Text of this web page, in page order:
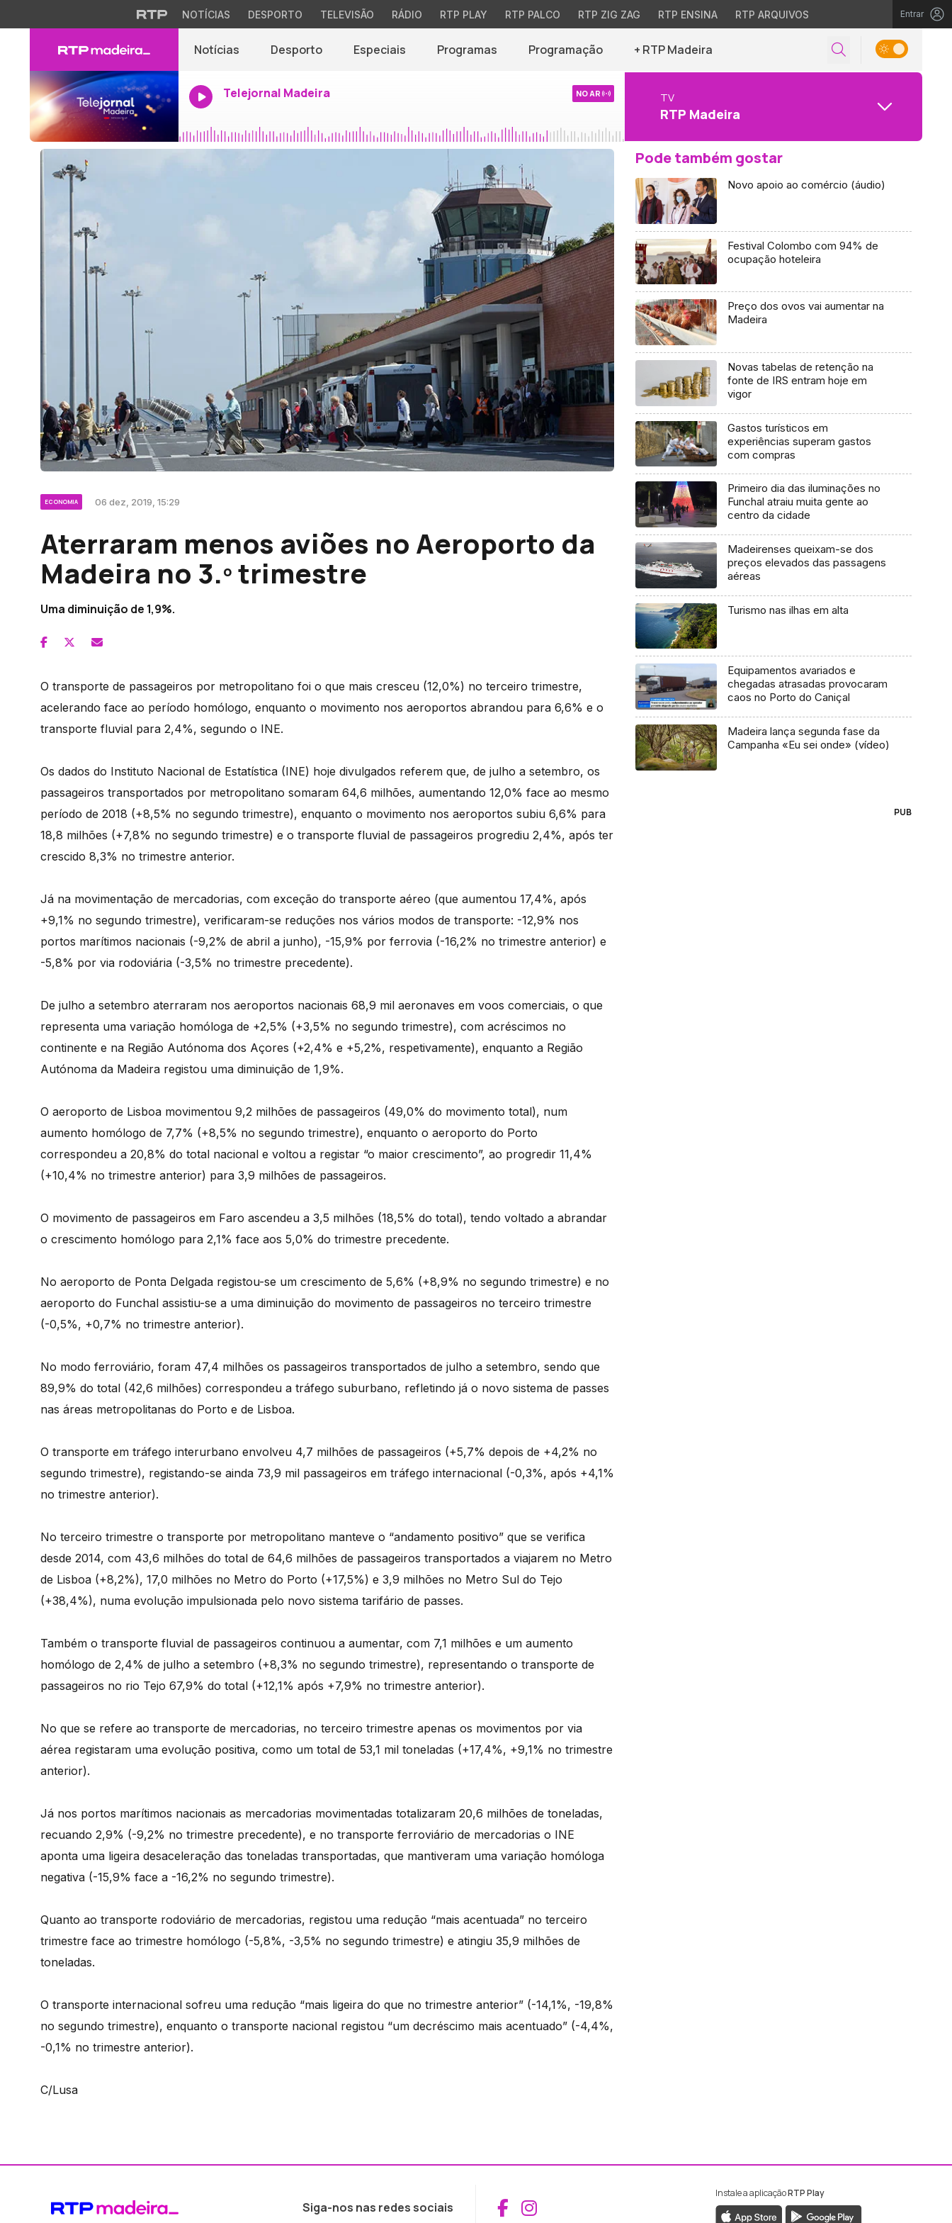
NOTÍCIAS DESPORTO TELEVISÃO RÁDIO RTP PLAY RTP PALCO RTP ZIG ZAG RTP ENSINA RTP ARQUIVOS Entrar
Notícias Desporto Especiais Programas Programação + RTP Madeira
Telejornal Madeira NO AR TV
RTP Madeira
ECONOMIA 06 dez, 2019, 15:29
Aterraram menos aviões no Aeroporto da
Madeira no 3.º trimestre
Uma diminuição de 1,9%.
O transporte de passageiros por metropolitano foi o que mais cresceu (12,0%) no terceiro trimestre,
acelerando face ao período homólogo, enquanto o movimento nos aeroportos abrandou para 6,6% e o
transporte fluvial para 2,4%, segundo o INE.
Os dados do Instituto Nacional de Estatística (INE) hoje divulgados referem que, de julho a setembro, os
passageiros transportados por metropolitano somaram 64,6 milhões, aumentando 12,0% face ao mesmo
período de 2018 (+8,5% no segundo trimestre), enquanto o movimento nos aeroportos subiu 6,6% para
18,8 milhões (+7,8% no segundo trimestre) e o transporte fluvial de passageiros progrediu 2,4%, após ter
crescido 8,3% no trimestre anterior.
Já na movimentação de mercadorias, com exceção do transporte aéreo (que aumentou 17,4%, após
+9,1% no segundo trimestre), verificaram-se reduções nos vários modos de transporte: -12,9% nos
portos marítimos nacionais (-9,2% de abril a junho), -15,9% por ferrovia (-16,2% no trimestre anterior) e
-5,8% por via rodoviária (-3,5% no trimestre precedente).
De julho a setembro aterraram nos aeroportos nacionais 68,9 mil aeronaves em voos comerciais, o que
representa uma variação homóloga de +2,5% (+3,5% no segundo trimestre), com acréscimos no
continente e na Região Autónoma dos Açores (+2,4% e +5,2%, respetivamente), enquanto a Região
Autónoma da Madeira registou uma diminuição de 1,9%.
O aeroporto de Lisboa movimentou 9,2 milhões de passageiros (49,0% do movimento total), num
aumento homólogo de 7,7% (+8,5% no segundo trimestre), enquanto o aeroporto do Porto
correspondeu a 20,8% do total nacional e voltou a registar “o maior crescimento”, ao progredir 11,4%
(+10,4% no trimestre anterior) para 3,9 milhões de passageiros.
O movimento de passageiros em Faro ascendeu a 3,5 milhões (18,5% do total), tendo voltado a abrandar
o crescimento homólogo para 2,1% face aos 5,0% do trimestre precedente.
No aeroporto de Ponta Delgada registou-se um crescimento de 5,6% (+8,9% no segundo trimestre) e no
aeroporto do Funchal assistiu-se a uma diminuição do movimento de passageiros no terceiro trimestre
(-0,5%, +0,7% no trimestre anterior).
No modo ferroviário, foram 47,4 milhões os passageiros transportados de julho a setembro, sendo que
89,9% do total (42,6 milhões) correspondeu a tráfego suburbano, refletindo já o novo sistema de passes
nas áreas metropolitanas do Porto e de Lisboa.
O transporte em tráfego interurbano envolveu 4,7 milhões de passageiros (+5,7% depois de +4,2% no
segundo trimestre), registando-se ainda 73,9 mil passageiros em tráfego internacional (-0,3%, após +4,1%
no trimestre anterior).
No terceiro trimestre o transporte por metropolitano manteve o “andamento positivo” que se verifica
desde 2014, com 43,6 milhões do total de 64,6 milhões de passageiros transportados a viajarem no Metro
de Lisboa (+8,2%), 17,0 milhões no Metro do Porto (+17,5%) e 3,9 milhões no Metro Sul do Tejo
(+38,4%), numa evolução impulsionada pelo novo sistema tarifário de passes.
Também o transporte fluvial de passageiros continuou a aumentar, com 7,1 milhões e um aumento
homólogo de 2,4% de julho a setembro (+8,3% no segundo trimestre), representando o transporte de
passageiros no rio Tejo 67,9% do total (+12,1% após +7,9% no trimestre anterior).
No que se refere ao transporte de mercadorias, no terceiro trimestre apenas os movimentos por via
aérea registaram uma evolução positiva, como um total de 53,1 mil toneladas (+17,4%, +9,1% no trimestre
anterior).
Já nos portos marítimos nacionais as mercadorias movimentadas totalizaram 20,6 milhões de toneladas,
recuando 2,9% (-9,2% no trimestre precedente), e no transporte ferroviário de mercadorias o INE
aponta uma ligeira desaceleração das toneladas transportadas, que mantiveram uma variação homóloga
negativa (-15,9% face a -16,2% no segundo trimestre).
Quanto ao transporte rodoviário de mercadorias, registou uma redução “mais acentuada” no terceiro
trimestre face ao trimestre homólogo (-5,8%, -3,5% no segundo trimestre) e atingiu 35,9 milhões de
toneladas.
O transporte internacional sofreu uma redução “mais ligeira do que no trimestre anterior” (-14,1%, -19,8%
no segundo trimestre), enquanto o transporte nacional registou “um decréscimo mais acentuado” (-4,4%,
-0,1% no trimestre anterior).
C/Lusa
Pode também gostar
Novo apoio ao comércio (áudio)
Festival Colombo com 94% de
ocupação hoteleira
Preço dos ovos vai aumentar na
Madeira
Novas tabelas de retenção na
fonte de IRS entram hoje em
vigor
Gastos turísticos em
experiências superam gastos
com compras
Primeiro dia das iluminações no
Funchal atraiu muita gente ao
centro da cidade
Madeirenses queixam-se dos
preços elevados das passagens
aéreas
Turismo nas ilhas em alta
Equipamentos avariados e
chegadas atrasadas provocaram
caos no Porto do Caniçal
Madeira lança segunda fase da
Campanha «Eu sei onde» (vídeo)
PUB
Siga-nos nas redes sociais Aceder ao Facebook da RTP Madeira
Aceder ao Instagram da RTP Madeira
Instale a aplicaçãoRTP Play